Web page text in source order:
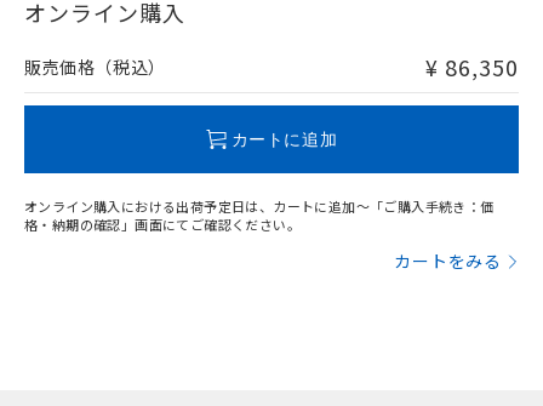
オンライン購入
販売価格（税込） ¥ 86,350
カートに追加
オンライン購入における出荷予定日は、カートに追加～「ご購入手続き：価
格・納期の確認」画面にてご確認ください。
カートをみる